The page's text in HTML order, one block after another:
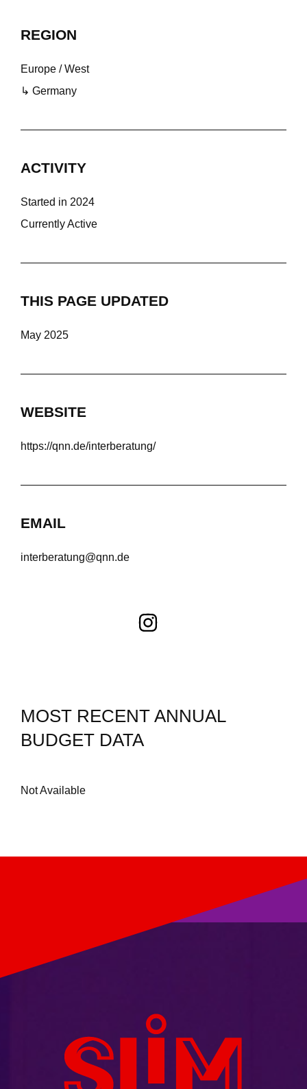
REGION
Europe / West
↳ Germany
ACTIVITY
Started in 2024
Currently Active
THIS PAGE UPDATED
May 2025
WEBSITE
https://qnn.de/interberatung/
EMAIL
interberatung@qnn.de
MOST RECENT ANNUAL
BUDGET DATA
Not Available